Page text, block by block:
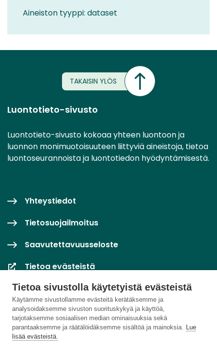
Tietoa sivustolla käytetyistä evästeistä
Käytämme sivustollamme evästeitä kerätäksemme ja
analysoidaksemme sivuston suorituskykyä ja käyttöä,
tarjotaksemme sosiaalisen median ominaisuuksia sekä
parantaaksemme ja räätälöidäksemme sisältöä ja mainoksia. Lue
lisää evästeistä.
Aineiston tyyppi: dataset
TAKAISIN YLÖS
Luontotieto-sivusto
Luontotieto-sivusto kokoaa yhteen luontoon ja
luonnon monimuotoisuuteen liittyviä aineistoja, tietoa
luontoseurannoista ja luontotiedon hyödyntämisestä.
Yhteystiedot
Tietosuojailmoitus
Saavutettavuusseloste
Tietoa evästeistä
Evästeasetukset